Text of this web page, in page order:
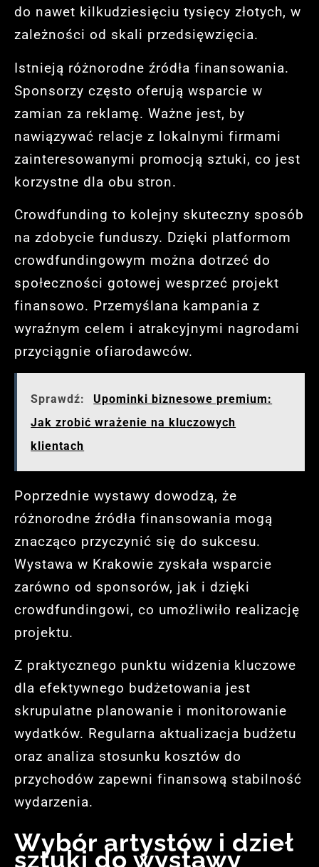
do nawet kilkudziesięciu tysięcy złotych, w
zależności od skali przedsięwzięcia.
Istnieją różnorodne źródła finansowania.
Sponsorzy często oferują wsparcie w
zamian za reklamę. Ważne jest, by
nawiązywać relacje z lokalnymi firmami
zainteresowanymi promocją sztuki, co jest
korzystne dla obu stron.
Crowdfunding to kolejny skuteczny sposób
na zdobycie funduszy. Dzięki platformom
crowdfundingowym można dotrzeć do
społeczności gotowej wesprzeć projekt
finansowo. Przemyślana kampania z
wyraźnym celem i atrakcyjnymi nagrodami
przyciągnie ofiarodawców.
Sprawdź:
Upominki biznesowe premium:
Jak zrobić wrażenie na kluczowych
klientach
Poprzednie wystawy dowodzą, że
różnorodne źródła finansowania mogą
znacząco przyczynić się do sukcesu.
Wystawa w Krakowie zyskała wsparcie
zarówno od sponsorów, jak i dzięki
crowdfundingowi, co umożliwiło realizację
projektu.
Z praktycznego punktu widzenia kluczowe
dla efektywnego budżetowania jest
skrupulatne planowanie i monitorowanie
wydatków. Regularna aktualizacja budżetu
oraz analiza stosunku kosztów do
przychodów zapewni finansową stabilność
wydarzenia.
Wybór artystów i dzieł
sztuki do wystawy